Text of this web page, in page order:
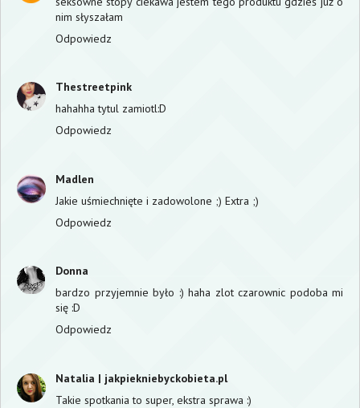
nim słyszałam
Odpowiedz
Thestreetpink
hahahha tytul zamiotl:D
Odpowiedz
Madlen
Jakie uśmiechnięte i zadowolone ;) Extra ;)
Odpowiedz
Donna
bardzo przyjemnie było :) haha zlot czarownic podoba mi
się :D
Odpowiedz
Natalia | jakpiekniebyckobieta.pl
Takie spotkania to super, ekstra sprawa :)